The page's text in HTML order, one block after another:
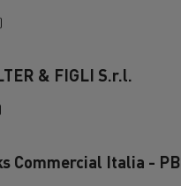
& FIGLI S.r.l.
Commercial Italia - PB